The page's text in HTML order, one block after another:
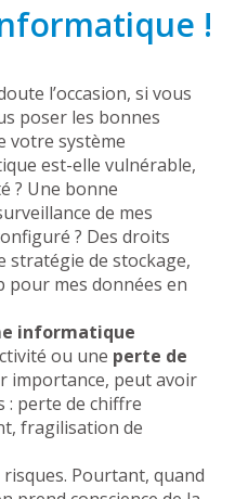
!
l’occasion, si vous
poser les bonnes
votre système
est-elle vulnérable,
? Une bonne
de mes
? Des droits
stratégie de stockage,
pour mes données en
informatique
ou une perte de
importance, peut avoir
: perte de chiffre
fragilisation de
Pourtant, quand